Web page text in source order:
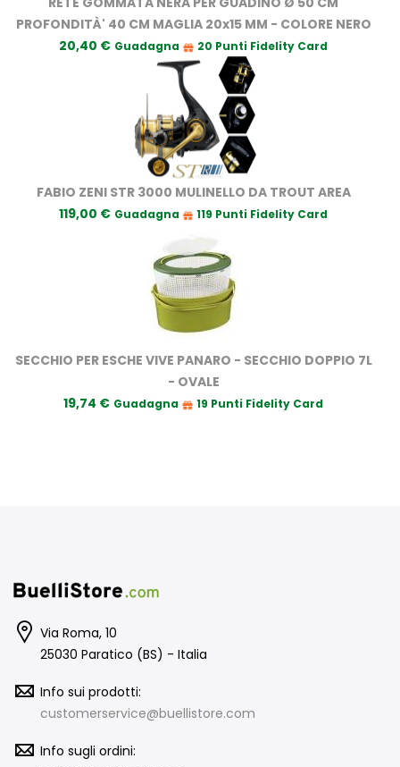
PROFONDITÀ' 40 CM MAGLIA 20x15 MM - COLORE NERO
20,40 € Guadagna 20 Punti Fidelity Card
FABIO ZENI STR 3000 MULINELLO DA TROUT AREA
119,00 € Guadagna 119 Punti Fidelity Card
SECCHIO PER ESCHE VIVE PANARO - SECCHIO DOPPIO 7L
- OVALE
19,74 € Guadagna 19 Punti Fidelity Card
Via Roma, 10
25030 Paratico (BS) - Italia
Info sui prodotti:
customerservice@buellistore.com
Info sugli ordini: